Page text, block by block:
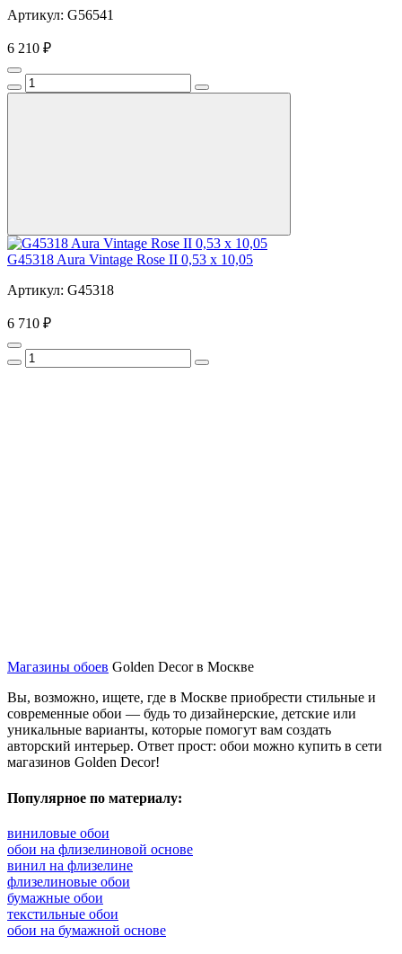
Артикул: G56541
6 210 ₽
G45318 Aura Vintage Rose II 0,53 x 10,05
Артикул: G45318
6 710 ₽
Магазины обоев Golden Decor в Москве
Вы, возможно, ищете, где в Москве приобрести стильные и
современные обои — будь то дизайнерские, детские или
уникальные варианты, которые помогут вам создать
авторский интерьер. Ответ прост: обои можно купить в сети
магазинов Golden Decor!
Популярное по материалу:
виниловые обои
обои на флизелиновой основе
винил на флизелине
флизелиновые обои
бумажные обои
текстильные обои
обои на бумажной основе